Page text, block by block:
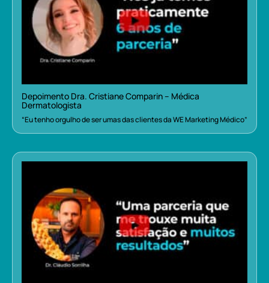
Depoimento Dra. Cristiane Comparin – Médica
Dermatologista
“Eu tenho orgulho de ser umas das clientes da WE Marketing Médico”